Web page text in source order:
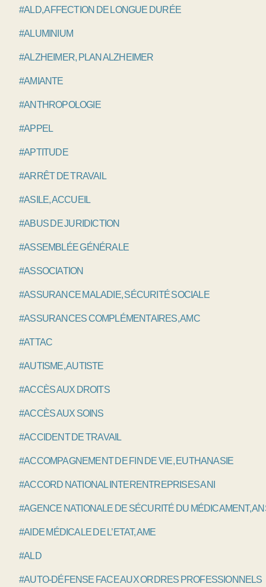
#ALD, AFFECTION DE LONGUE DURÉE
#ALUMINIUM
#ALZHEIMER, PLAN ALZHEIMER
#AMIANTE
#ANTHROPOLOGIE
#APPEL
#APTITUDE
#ARRÊT DE TRAVAIL
#ASILE, ACCUEIL
#ABUS DE JURIDICTION
#ASSEMBLÉE GÉNÉRALE
#ASSOCIATION
#ASSURANCE MALADIE, SÉCURITÉ SOCIALE
#ASSURANCES COMPLÉMENTAIRES, AMC
#ATTAC
#AUTISME, AUTISTE
#ACCÈS AUX DROITS
#ACCÈS AUX SOINS
#ACCIDENT DE TRAVAIL
#ACCOMPAGNEMENT DE FIN DE VIE, EUTHANASIE
#ACCORD NATIONAL INTERENTREPRISES ANI
#AGENCE NATIONALE DE SÉCURITÉ DU MÉDICAMENT,
#AIDE MÉDICALE DE L’ETAT, AME
#ALD
#AUTO-DÉFENSE FACE AUX ORDRES PROFESSIONNELS